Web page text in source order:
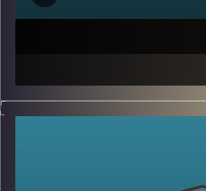
דוקטורט ב– NYU,
החלפת זהויות